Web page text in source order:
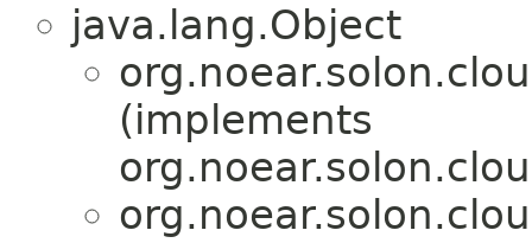
java.lang.Object
(implements